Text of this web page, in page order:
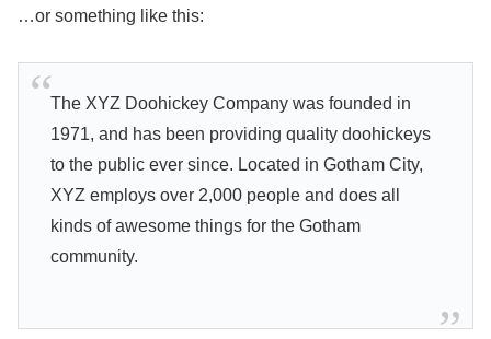
…or something like this:
The XYZ Doohickey Company was founded in
1971, and has been providing quality doohickeys
to the public ever since. Located in Gotham City,
XYZ employs over 2,000 people and does all
kinds of awesome things for the Gotham
community.